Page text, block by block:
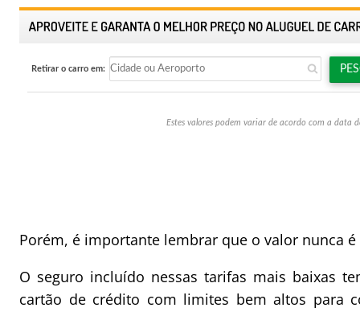
Porém, é importante lembrar que o valor nunca é
O seguro incluído nessas tarifas mais baixas
cartão de crédito com limites bem altos para